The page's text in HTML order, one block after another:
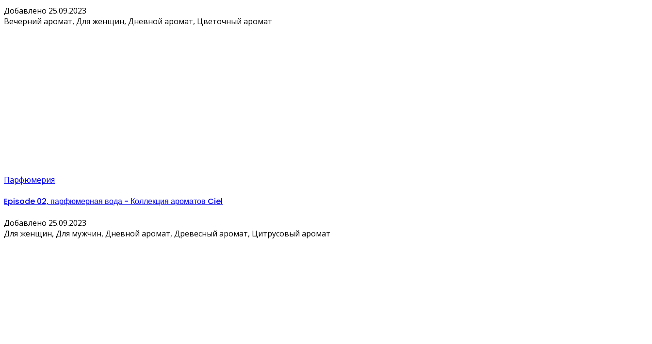
Добавлено 25.09.2023
Вечерний аромат, Для женщин, Дневной аромат, Цветочный аромат
Парфюмерия
Episode 02, парфюмерная вода - Коллекция ароматов Ciel
Добавлено 25.09.2023
Для женщин, Для мужчин, Дневной аромат, Древесный аромат, Цитрусовый аромат